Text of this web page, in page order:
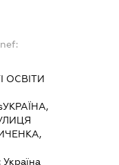
ОСВІТИ
УКРАЇНА,
Україна